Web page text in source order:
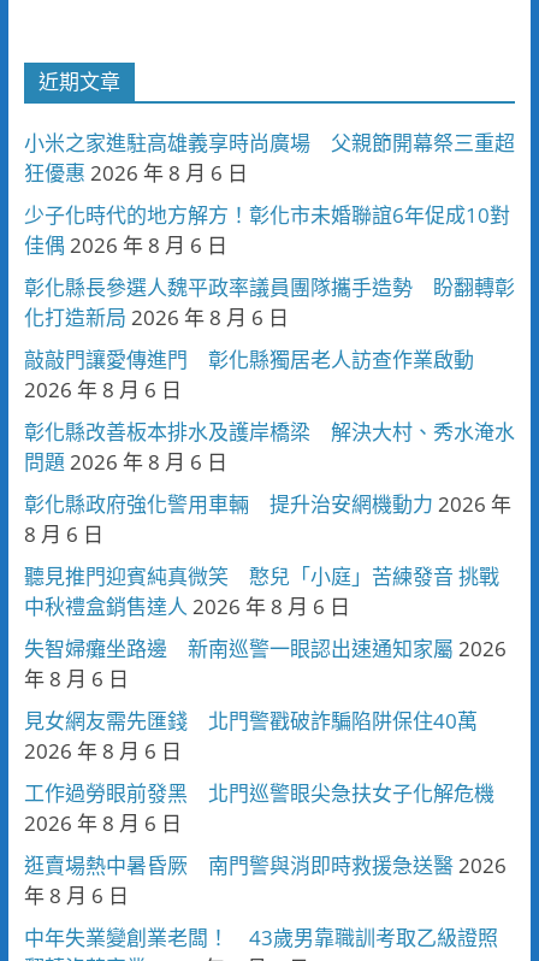
近期文章
小米之家進駐高雄義享時尚廣場 父親節開幕祭三重超
狂優惠 2026 年 8 月 6 日
少子化時代的地方解方！彰化市未婚聯誼6年促成10對
佳偶 2026 年 8 月 6 日
彰化縣長參選人魏平政率議員團隊攜手造勢 盼翻轉彰
化打造新局 2026 年 8 月 6 日
敲敲門讓愛傳進門 彰化縣獨居老人訪查作業啟動
2026 年 8 月 6 日
彰化縣改善板本排水及護岸橋梁 解決大村、秀水淹水
問題 2026 年 8 月 6 日
彰化縣政府強化警用車輛 提升治安網機動力 2026 年
8 月 6 日
聽見推門迎賓純真微笑 憨兒「小庭」苦練發音 挑戰
中秋禮盒銷售達人 2026 年 8 月 6 日
失智婦癱坐路邊 新南巡警一眼認出速通知家屬 2026
年 8 月 6 日
見女網友需先匯錢 北門警戳破詐騙陷阱保住40萬
2026 年 8 月 6 日
工作過勞眼前發黑 北門巡警眼尖急扶女子化解危機
2026 年 8 月 6 日
逛賣場熱中暑昏厥 南門警與消即時救援急送醫2026
年 8 月 6 日
中年失業變創業老闆！ 43歲男靠職訓考取乙級證照